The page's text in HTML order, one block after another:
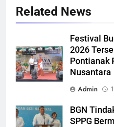
Related News
Festival
2026
Pontianak
Nusantara
Admin
BGN
SPPG